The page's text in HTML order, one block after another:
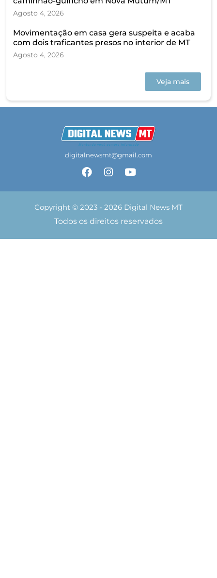
Agosto 4, 2026
Movimentação em casa gera suspeita e acaba
com dois traficantes presos no interior de MT
Agosto 4, 2026
Veja mais
digitalnewsmt@gmail.com
Copyright © 2023 - 2026 Digital News MT
Todos os direitos reservados